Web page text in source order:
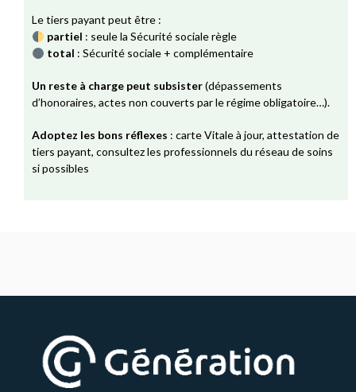
Le tiers payant peut être :
partiel : seule la Sécurité sociale règle
total : Sécurité sociale + complémentaire
Un reste à charge peut subsister(dépassements
d’honoraires, actes non couverts par le régime obligatoire…).
Adoptez les bons réflexes : carte Vitale à jour, attestation de
tiers payant, consultez les professionnels du réseau de soins
si possibles